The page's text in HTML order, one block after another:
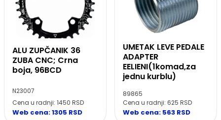
ALU ZUPČANIK 36
ZUBA CNC; Crna
boja, 96BCD
N23007
Cena u radnji: 1450 RSD
Web cena: 1305 RSD
UMETAK LEVE PEDALE
ADAPTER
EELIENI(1komad,za
jednu kurblu)
89865
Cena u radnji: 625 RSD
Web cena: 563 RSD